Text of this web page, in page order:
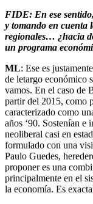
FIDE: En ese
y tomando en cuenta
regionales… ¿hacia
un programa
ML: Ese es
de letargo económico
vamos. En el caso de
partir del 2015, como
caracterizado como
años ‘90. Sostenían e
neoliberal casi en
formulado con una
Paulo Guedes,
proponer es una
principalmente en el
la economía. Es